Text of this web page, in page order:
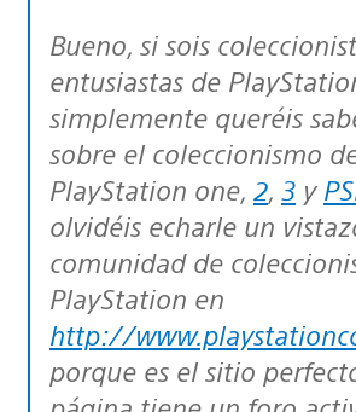
Bueno, si sois coleccionistas o
entusiastas de
simplemente queréis
sobre el coleccionismo
PlayStation one, 2, 3 y
olvidéis echarle un
comunidad de
PlayStation en
http://
porque es el sitio